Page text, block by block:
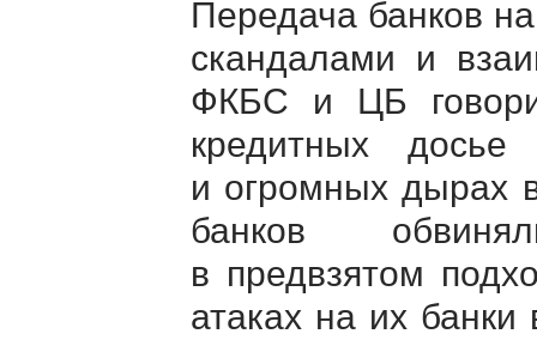
Передача банков
скандалами и
ФКБС и ЦБ
кредитных
и огромных дырах
банков
в предвзятом
атаках на их